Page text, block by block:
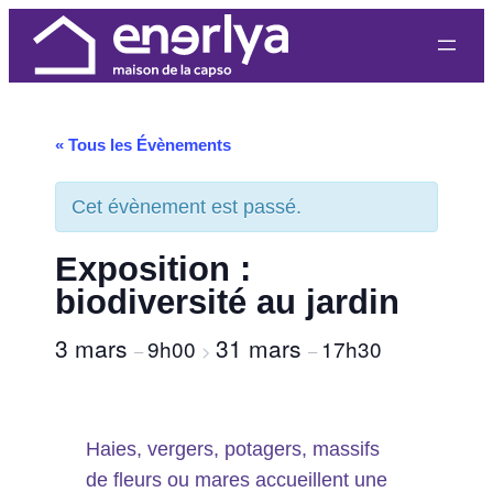
« Tous les Évènements
Cet évènement est passé.
Exposition :
biodiversité au jardin
3 mars–9h00 >31 mars– 17h30
Haies, vergers, potagers, massifs
de fleurs ou mares accueillent une